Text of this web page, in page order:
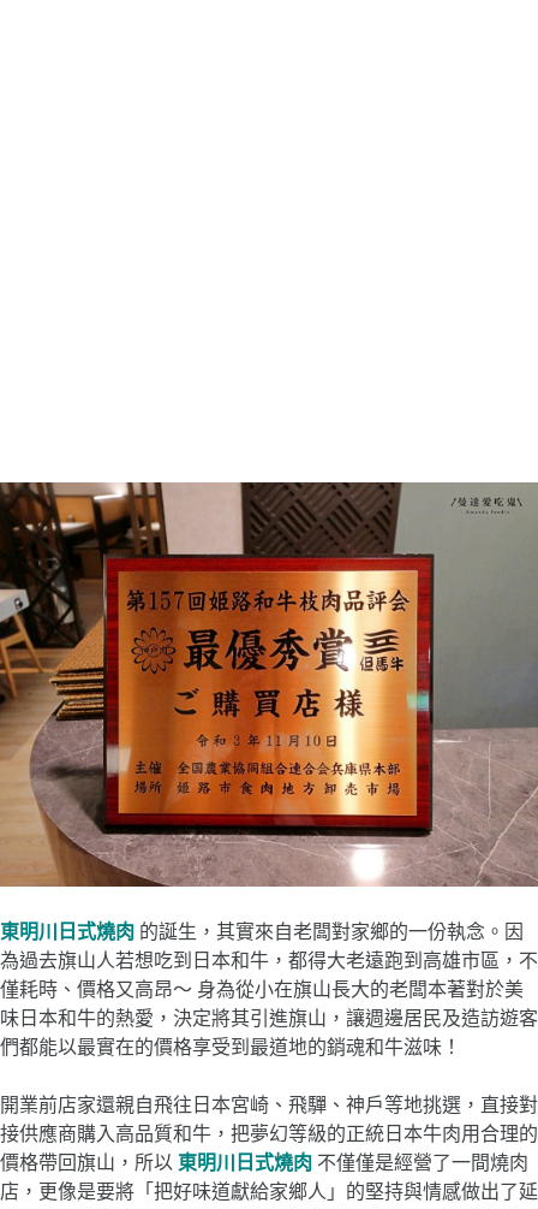
東明川日式燒肉 的誕生，其實來自老闆對家鄉的一份執念。因
為過去旗山人若想吃到日本和牛，都得大老遠跑到高雄市區，不
僅耗時、價格又高昂～ 身為從小在旗山長大的老闆本著對於美
味日本和牛的熱愛，決定將其引進旗山，讓週邊居民及造訪遊客
們都能以最實在的價格享受到最道地的銷魂和牛滋味！
開業前店家還親自飛往日本宮崎、飛驒、神戶等地挑選，直接對
接供應商購入高品質和牛，把夢幻等級的正統日本牛肉用合理的
價格帶回旗山，所以 東明川日式燒肉 不僅僅是經營了一間燒肉
店，更像是要將「把好味道獻給家鄉人」的堅持與情感做出了延